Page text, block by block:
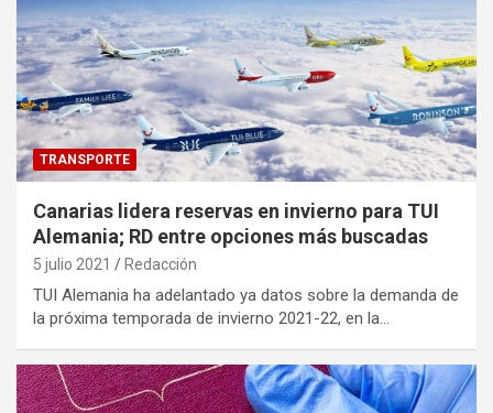
TRANSPORTE
Canarias lidera reservas en invierno para TUI
Alemania; RD entre opciones más buscadas
5 julio 2021 Redacción
TUI Alemania ha adelantado ya datos sobre la demanda de
la próxima temporada de invierno 2021-22, en la…